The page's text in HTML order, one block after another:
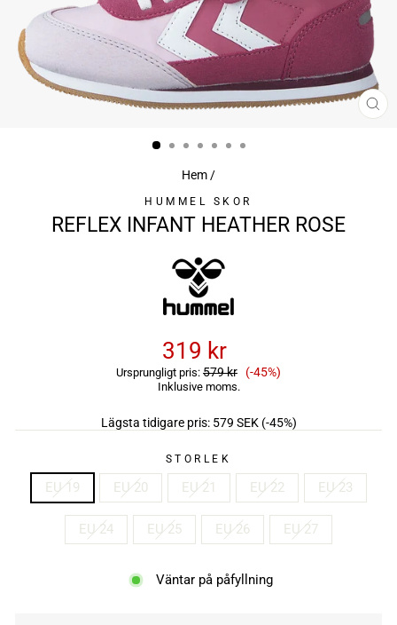
Hem/
HUMMEL SKOR
REFLEX INFANT HEATHER ROSE
319 kr
Ursprungligt pris: 579 kr Reapris
(-45%)
Inklusive moms.
Lägsta tidigare pris: 579 SEK (-45%)
STORLEK
EU 19 EU 20 EU 21 EU 22 EU 23
EU 24 EU 25 EU 26 EU 27
Väntar på påfyllning